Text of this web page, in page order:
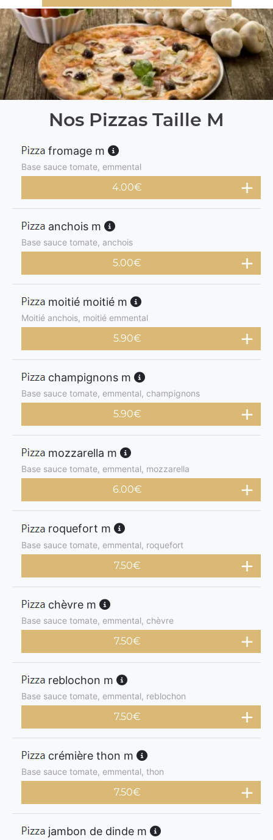
Nos Pizzas Taille M
fromage m
Base sauce tomate, emmental
4.00€
anchois m
Base sauce tomate, anchois
5.00€
moitié moitié m
Moitié anchois, moitié emmental
5.90€
champignons m
Base sauce tomate, emmental, champignons
5.90€
mozzarella m
Base sauce tomate, emmental, mozzarella
6.00€
roquefort m
Base sauce tomate, emmental, roquefort
7.50€
chèvre m
Base sauce tomate, emmental, chèvre
7.50€
reblochon m
Base sauce tomate, emmental, reblochon
7.50€
crémière thon m
Base sauce tomate, emmental, thon
7.50€
jambon de dinde m